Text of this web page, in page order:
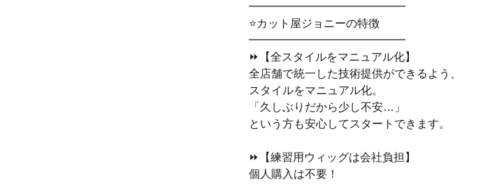
━━━━━━━━━━━━━━
⭐カット屋ジョニーの特徴
━━━━━━━━━━━━━━
⏩【全スタイルをマニュアル化】
全店舗で統一した技術提供ができるよう、
スタイルをマニュアル化。
「久しぶりだから少し不安…」
という方も安心してスタートできます。
⏩【練習用ウィッグは会社負担】
個人購入は不要！